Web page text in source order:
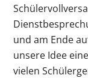
und am Ende
unsere Idee
vielen